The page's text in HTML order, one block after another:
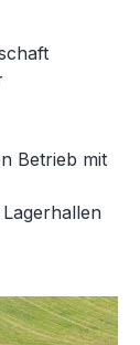
Betrieb mit